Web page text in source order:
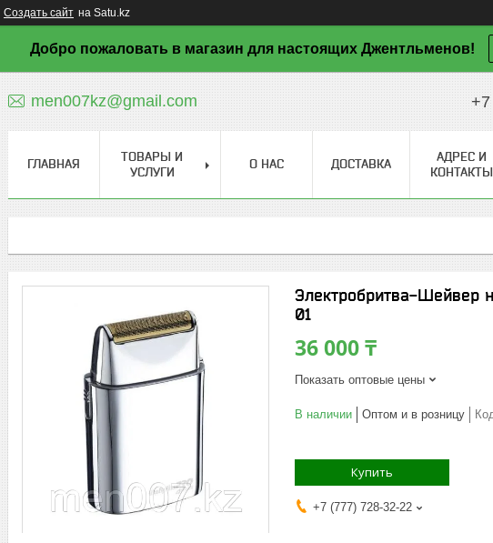
Создать сайт на Satu.kz
Добро пожаловать в магазин для настоящих Джентльменов!
men007kz@gmail.com
ГЛАВНАЯ
ТОВАРЫ И
УСЛУГИ
О НАС ДОСТАВКА
АДРЕС И
КОНТАКТЫ
Электробритва-Шейвер
01
36 000 ₸
Показать оптовые цены
В наличии Оптом и в розницу
Купить
+7 (777) 728-32-22